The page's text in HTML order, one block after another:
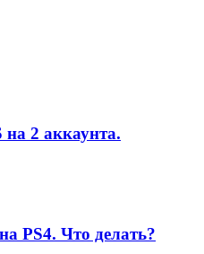
2 аккаунта.
PS4. Что делать?